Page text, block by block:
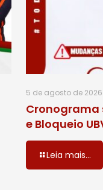
5 de agosto de 2026
Cronograma
e Bloqueio
Leia mais...